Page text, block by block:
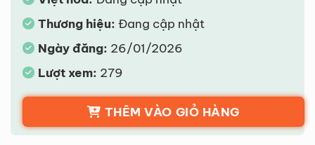
Thương hiệu: Đang cập nhật
Ngày đăng: 26/01/2026
Lượt xem: 279
THÊM VÀO GIỎ HÀNG